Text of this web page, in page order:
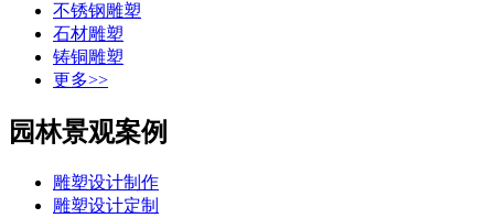
不锈钢雕塑
石材雕塑
铸铜雕塑
更多>>
园林景观案例
雕塑设计制作
雕塑设计定制